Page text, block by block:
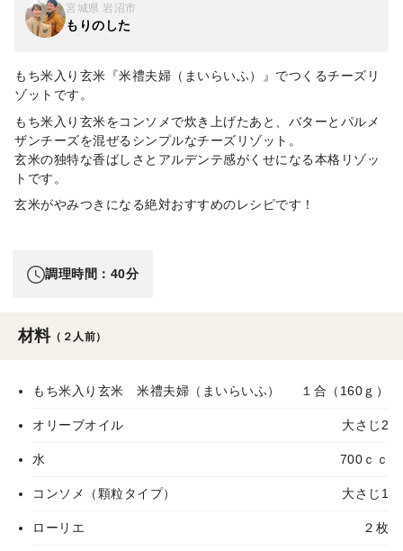
宮城県 岩沼市
もりのした
もち米入り玄米『米禮夫婦（まいらいふ）』でつくるチーズリ
ゾットです。
もち米入り玄米をコンソメで炊き上げたあと、バターとパルメ
ザンチーズを混ぜるシンプルなチーズリゾット。
玄米の独特な香ばしさとアルデンテ感がくせになる本格リゾッ
トです。
玄米がやみつきになる絶対おすすめのレシピです！
材料（２人前）
もち米入り玄米 米禮夫婦（まいらいふ） １合（160ｇ）
オリーブオイル 大さじ2
水 700ｃｃ
コンソメ（顆粒タイプ） 大さじ1
ローリエ ２枚
調理時間：40分